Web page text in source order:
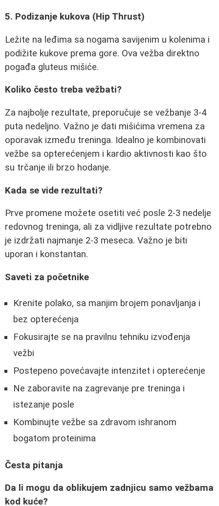
5. Podizanje kukova (Hip Thrust)
Ležite na leđima sa nogama savijenim u kolenima i
podižite kukove prema gore. Ova vežba direktno
pogađa gluteus mišiće.
Koliko često treba vežbati?
Za najbolje rezultate, preporučuje se vežbanje 3-4
puta nedeljno. Važno je dati mišićima vremena za
oporavak između treninga. Idealno je kombinovati
vežbe sa opterećenjem i kardio aktivnosti kao što
su trčanje ili brzo hodanje.
Kada se vide rezultati?
Prve promene možete osetiti već posle 2-3 nedelje
redovnog treninga, ali za vidljive rezultate potrebno
je izdržati najmanje 2-3 meseca. Važno je biti
uporan i konstantan.
Saveti za početnike
Krenite polako, sa manjim brojem ponavljanja i
bez opterećenja
Fokusirajte se na pravilnu tehniku izvođenja
vežbi
Postepeno povećavajte intenzitet i opterećenje
Ne zaboravite na zagrevanje pre treninga i
istezanje posle
Kombinujte vežbe sa zdravom ishranom
bogatom proteinima
Česta pitanja
Da li mogu da oblikujem zadnjicu samo vežbama
kod kuće?